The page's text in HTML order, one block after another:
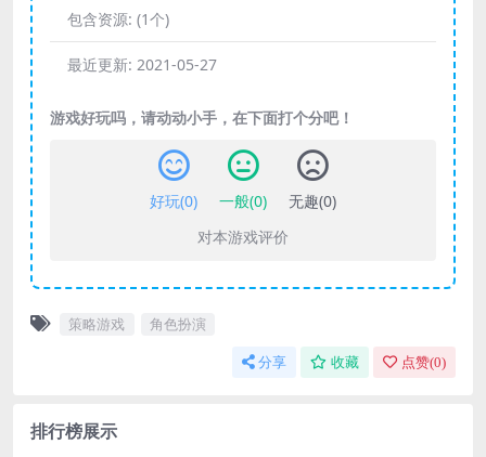
包含资源: (1个)
最近更新: 2021-05-27
游戏好玩吗，请动动小手，在下面打个分吧！
好玩(0) 一般(0) 无趣(0)
对本游戏评价
策略游戏 角色扮演
分享 收藏 点赞(0)
排行榜展示